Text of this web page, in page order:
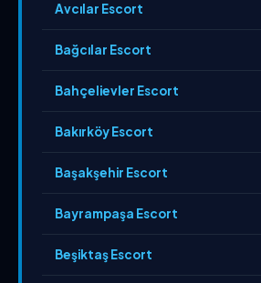
Avcılar Escort
Bağcılar Escort
Bahçelievler Escort
Bakırköy Escort
Başakşehir Escort
Bayrampaşa Escort
Beşiktaş Escort